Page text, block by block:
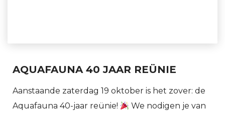
AQUAFAUNA 40 JAAR REÜNIE
Aanstaande zaterdag 19 oktober is het zover: de
Aquafauna 40-jaar reünie!
We nodigen je van